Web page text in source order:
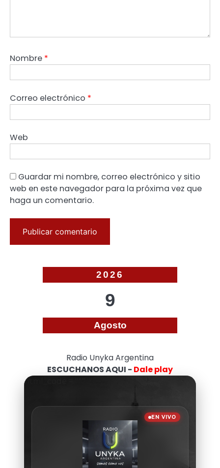
Nombre *
Correo electrónico *
Web
Guardar mi nombre, correo electrónico y sitio
web en este navegador para la próxima vez que
haga un comentario.
2026
9
Agosto
Radio Unyka Argentina
ESCUCHANOS AQUI - Dale play